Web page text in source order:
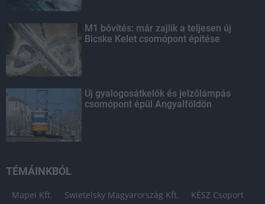
M1 bővítés: már zajlik a teljesen új
Bicske Kelet csomópont építése
Új gyalogosátkelők és jelzőlámpás
csomópont épül Angyalföldön
TÉMÁINKBÓL
Mapei Kft. Swietelsky Magyarország Kft. KÉSZ Csoport